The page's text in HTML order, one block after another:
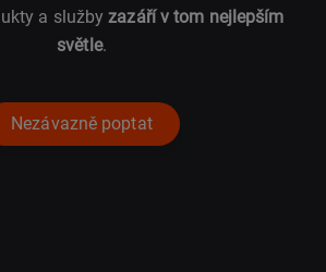
a službyzazáří v tom nejlepším
světle.
Nezávazně poptat